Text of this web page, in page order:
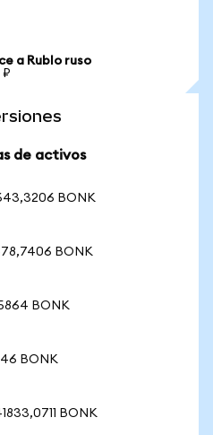
a Rublo ruso
₽
de activos
BONK
BONK
BONK
BONK
BONK